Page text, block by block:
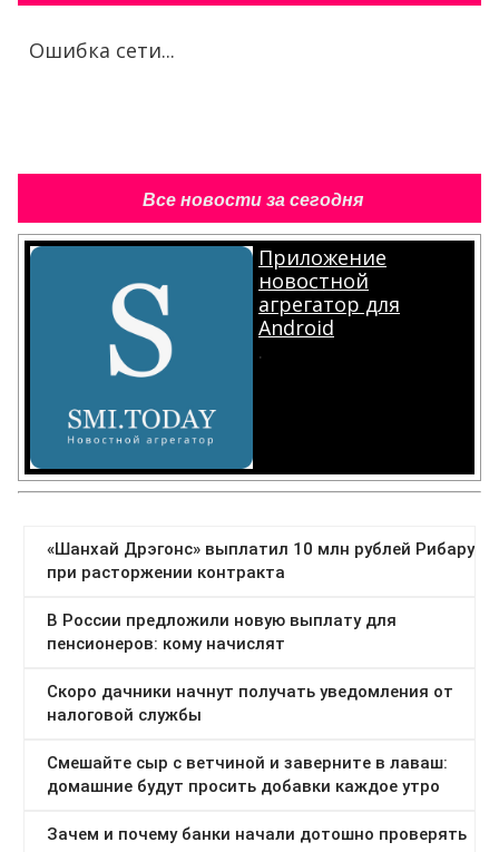
Ошибка сети...
Все новости за сегодня
Приложение
новостной
агрегатор для
Android
.